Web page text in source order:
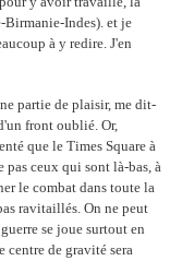
Indes). et je
à y redire. J'en
partie de plaisir, me dit-
front oublié. Or,
que le Times Square à
pas ceux qui sont là-bas, à
le combat dans toute la
ravitaillés. On ne peut
se joue surtout en
centre de gravité sera